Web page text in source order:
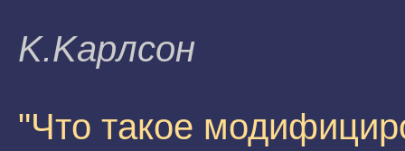
K.Kapлсoн
"Что такое